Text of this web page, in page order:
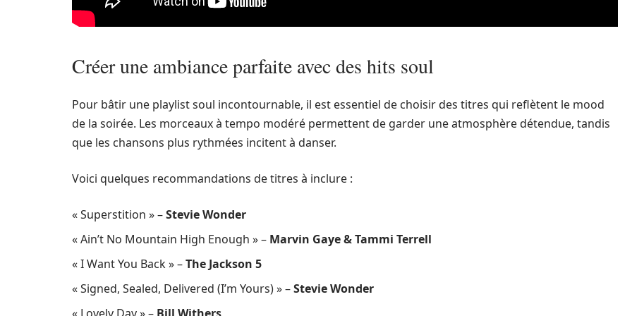
Créer une ambiance parfaite avec des hits soul
Pour bâtir une playlist soul incontournable, il est essentiel de choisir des titres qui reflètent le mood
de la soirée. Les morceaux à tempo modéré permettent de garder une atmosphère détendue, tandis
que les chansons plus rythmées incitent à danser.
Voici quelques recommandations de titres à inclure :
« Superstition » –Stevie Wonder
« Ain’t No Mountain High Enough » – Marvin Gaye & Tammi Terrell
« I Want You Back » –The Jackson 5
« Signed, Sealed, Delivered (I’m Yours) » –Stevie Wonder